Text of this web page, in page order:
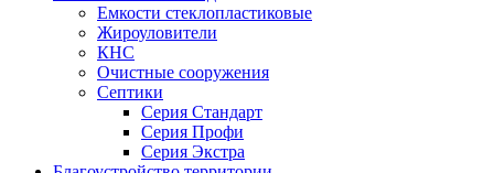
Емкости стеклопластиковые
Жироуловители
КНС
Очистные сооружения
Септики
Серия Стандарт
Серия Профи
Серия Экстра